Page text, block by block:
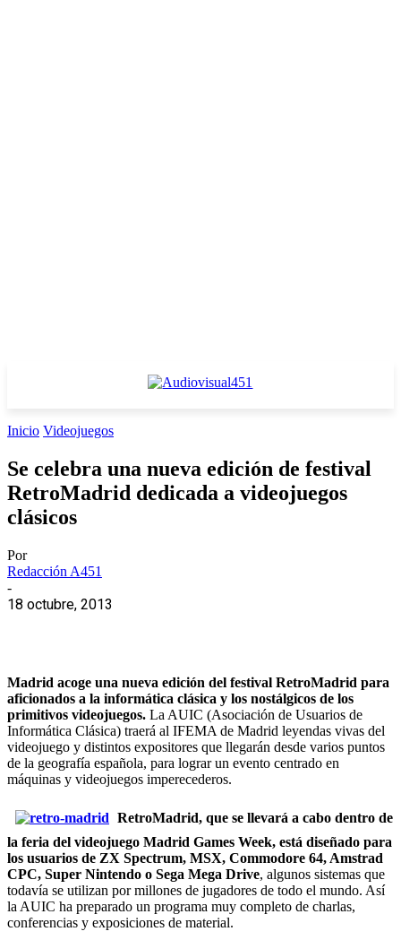
Inicio Videojuegos
Se celebra una nueva edición de festival
RetroMadrid dedicada a videojuegos
clásicos
Por
Redacción A451
-
18 octubre, 2013
Madrid acoge una nueva edición del festival RetroMadrid para
aficionados a la informática clásica y los nostálgicos de los
primitivos videojuegos. La AUIC (Asociación de Usuarios de
Informática Clásica) traerá al IFEMA de Madrid leyendas vivas del
videojuego y distintos expositores que llegarán desde varios puntos
de la geografía española, para lograr un evento centrado en
máquinas y videojuegos imperecederos.
RetroMadrid, que se llevará a cabo dentro de
la feria del videojuego Madrid Games Week, está diseñado para
los usuarios de ZX Spectrum, MSX, Commodore 64, Amstrad
CPC, Super Nintendo o Sega Mega Drive, algunos sistemas que
todavía se utilizan por millones de jugadores de todo el mundo. Así
la AUIC ha preparado un programa muy completo de charlas,
conferencias y exposiciones de material.